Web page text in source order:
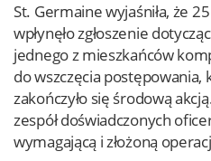
St. Germaine wyjaśniła, że
wpłynęło zgłoszenie
jednego z mieszkańców
do wszczęcia postępowania,
zakończyło się środową
zespół doświadczonych
wymagającą i złożoną